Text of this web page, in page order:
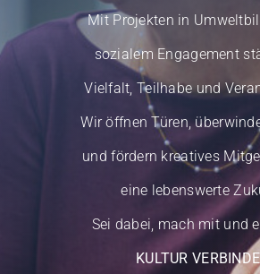
Mitglied werdenMit Projekten in
sozialem Engagement
Vielfalt, Teilhabe und
Wir öffnen Türen,
und fördern kreatives
eine lebenswerte
Sei dabei, mach mit und
KULTUR